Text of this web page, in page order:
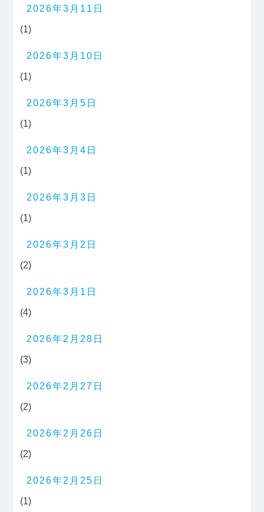
2026年3月11日
(1)
2026年3月10日
(1)
2026年3月5日
(1)
2026年3月4日
(1)
2026年3月3日
(1)
2026年3月2日
(2)
2026年3月1日
(4)
2026年2月28日
(3)
2026年2月27日
(2)
2026年2月26日
(2)
2026年2月25日
(1)